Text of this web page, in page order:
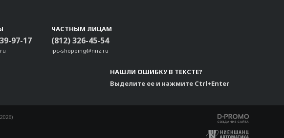
97-17
ЧАСТНЫМ ЛИЦАМ
(812) 326-45-54
ipc-shopping@nnz.ru
НАШЛИ ОШИБКУ В ТЕКСТЕ?
Выделите ее и нажмите Ctrl+Enter